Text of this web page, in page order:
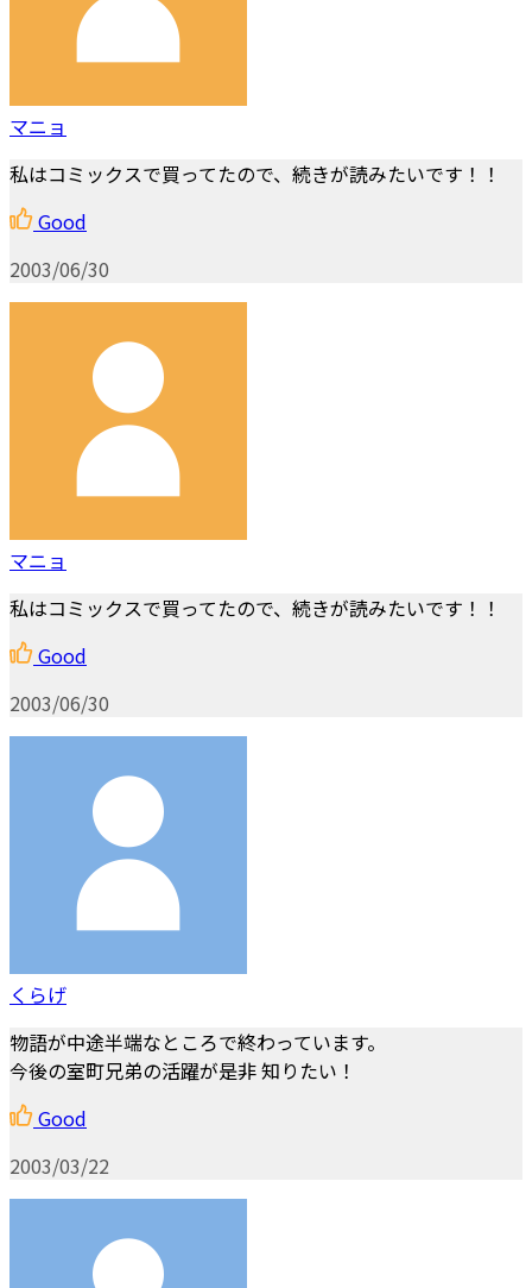
マニョ
私はコミックスで買ってたので、続きが読みたいです！！
Good
2003/06/30
マニョ
私はコミックスで買ってたので、続きが読みたいです！！
Good
2003/06/30
くらげ
物語が中途半端なところで終わっています。
今後の室町兄弟の活躍が是非 知りたい！
Good
2003/03/22